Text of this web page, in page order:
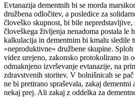
Evtanazija dementnih bi se morda
družbena odločitev, a posledice za
človeško skupnost, bi bile nepredstavljive,
človeškega življenja nenadoma postala le
kalkulacija in dementnim bi kmalu sledile
»neproduktivne« družbene skupine. Sploh
videz urejeno, zakonsko protokolirano in
odmaknjeno izvrševanje evtanazije, na
zdravstvenih storitev. V bolnišnicah se
ne bi pretirano spraševala, zakaj
nekaj prej. Ali zakaj z oddelka za